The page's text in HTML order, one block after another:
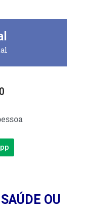
OU